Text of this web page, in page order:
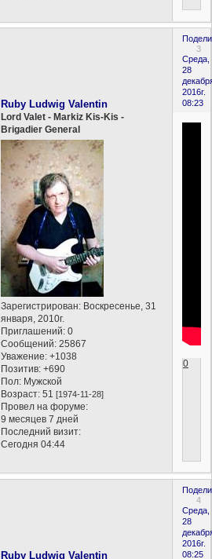
3
Среда,
28
2016г.
08:23
Ruby Ludwig Valentin
Lord Valet - Markiz Kis-Kis -
Brigadier General
Зарегистрирован: Воскресенье, 31
января, 2010г.
Приглашений: 0
Сообщений: 25867
Уважение: +1038
Позитив: +690
Пол: Мужской
Возраст: 51[1974-11-28]
Провел на форуме:
9 месяцев 7 дней
Последний визит:
Сегодня 04:44
0
4
Среда,
28
2016г.
08:25
Ruby Ludwig Valentin